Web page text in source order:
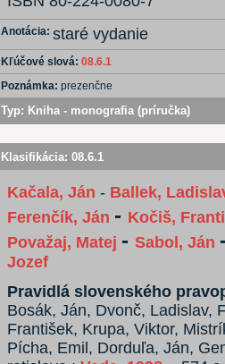
Anotácia: staré vydanie
Kľúčové slová: 08.6.1
Poznámka: prezenčne
Typ: Kniha - monografia (príručka)
Klasifikácia: 08.6.1
Kačala, Ján - Ballek,
Ferenčík, Ján - Kočiš,
Považaj, Matej - Sabol, Ján
Jozef
Pravidlá slovenského
Bosák, Ján, Dvonč, Ladislav,
František, Krupa, Viktor,
Pícha, Emil, Dorduľa, Ján,